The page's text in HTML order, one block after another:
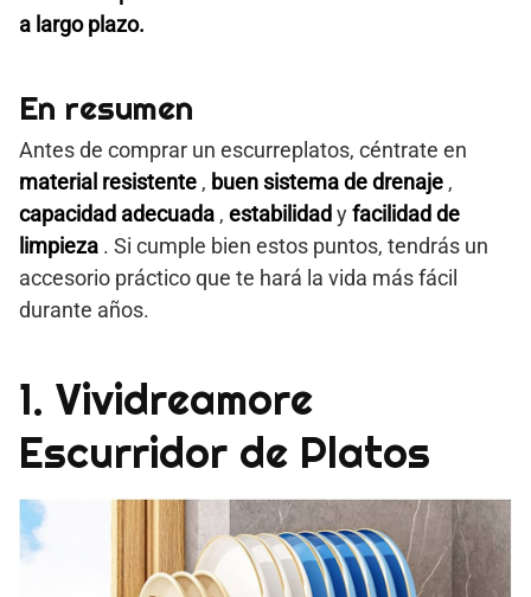
a largo plazo.
En resumen
Antes de comprar un escurreplatos, céntrate en
material resistente , buen sistema de drenaje ,
capacidad adecuada , estabilidadyfacilidad de
limpieza . Si cumple bien estos puntos, tendrás un
accesorio práctico que te hará la vida más fácil
durante años.
1. Vividreamore
Escurridor de Platos